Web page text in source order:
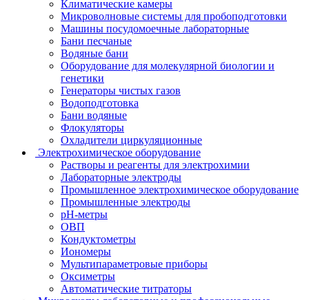
Климатические камеры
Микроволновые системы для пробоподготовки
Машины посудомоечные лабораторные
Бани песчаные
Водяные бани
Оборудование для молекулярной биологии и
генетики
Генераторы чистых газов
Водоподготовка
Бани водяные
Флокуляторы
Охладители циркуляционные
Электрохимическое оборудование
Растворы и реагенты для электрохимии
Лабораторные электроды
Промышленное электрохимическое оборудование
Промышленные электроды
pH-метры
ОВП
Кондуктометры
Иономеры
Мультипараметровые приборы
Оксиметры
Автоматические титраторы